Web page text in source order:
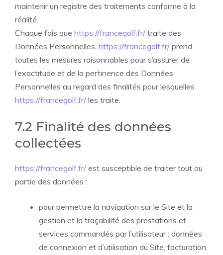
maintenir un registre des traitements conforme à la
réalité.
Chaque fois que https://francegolf.fr/ traite des
Données Personnelles, https://francegolf.fr/ prend
toutes les mesures raisonnables pour s’assurer de
l’exactitude et de la pertinence des Données
Personnelles au regard des finalités pour lesquelles
https://francegolf.fr/ les traite.
7.2 Finalité des données
collectées
https://francegolf.fr/ est susceptible de traiter tout ou
partie des données :
pour permettre la navigation sur le Site et la
gestion et la traçabilité des prestations et
services commandés par l’utilisateur : données
de connexion et d’utilisation du Site, facturation,